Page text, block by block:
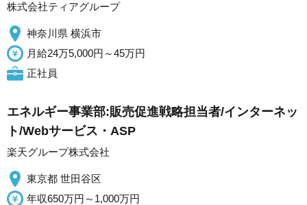
株式会社ティアグループ
神奈川県 横浜市
月給24万5,000円～45万円
正社員
エネルギー事業部:販売促進戦略担当者/インターネッ
ト/Webサービス・ASP
楽天グループ株式会社
東京都 世田谷区
年収650万円～1,000万円